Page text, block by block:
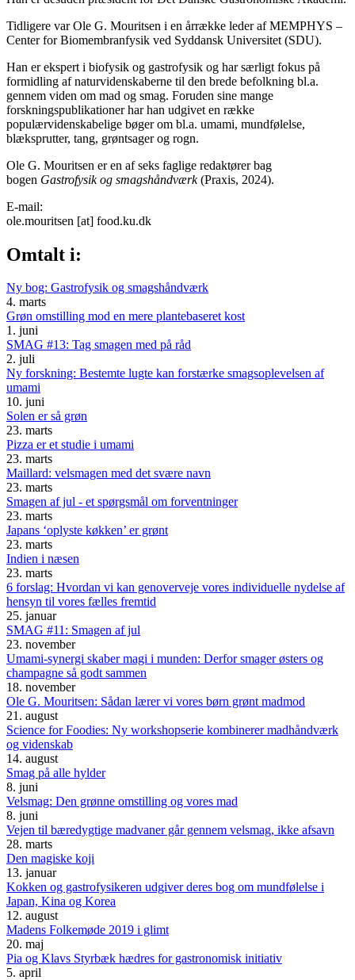
Tidligere var Ole G. Mouritsen i en årrække leder af MEMPHYS –
Center for Biomembranfysik ved Syddansk Universitet (SDU).
Han er ekspert i biofysik og gastrofysik og har særligt fokus på
formidling af naturvidenskaberne til den brede befolkning bl.a.
gennem viden om mad og smag. Foruden sine mange
forskningspublikationer har han udgivet en række
populærvidenskabelige bøger om bl.a. umami, mundfølelse,
blæksprutter, tang, grøntsager og rogn.
Ole G. Mouritsen er en af seks faglige redaktører bag
bogen Gastrofysik og smagshåndværk(Praxis, 2024).
E-mail:
ole.mouritsen [at] food.ku.dk
Omtalt i:
Ny bog: Gastrofysik og smagshåndværk
4. marts
Grøn omstilling mod en mere plantebaseret kost
1. juni
SMAG #13: Tag smagen med på råd
2. juli
Ny forskning: Bestemte lugte kan forstærke smagsoplevelsen af
umami
10. juni
Solen er så grøn
23. marts
Pizza er et studie i umami
23. marts
Maillard: velsmagen med det svære navn
23. marts
Smagen af jul - et spørgsmål om forventninger
23. marts
Japans ‘oplyste køkken’ er grønt
23. marts
Indien i næsen
23. marts
6 forslag: Hvordan vi kan genoverveje vores individuelle nydelse af
hensyn til vores fælles fremtid
25. januar
SMAG #11: Smagen af jul
23. november
Umami-synergi skaber magi i munden: Derfor smager østers og
champagne så godt sammen
18. november
Ole G. Mouritsen: Sådan lærer vi vores børn grønt madmod
21. august
Science for Foodies: Ny workshopserie kombinerer madhåndværk
og videnskab
14. august
Smag på alle hylder
8. juni
Velsmag: Den grønne omstilling og vores mad
8. juni
Vejen til bæredygtige madvaner går gennem velsmag, ikke afsavn
28. marts
Den magiske koji
13. januar
Kokken og gastrofysikeren udgiver deres bog om mundfølelse i
Japan, Kina og Korea
12. august
Madens Folkemøde 2019 i glimt
20. maj
Pia og Klavs Styrbæk hædres for gastronomisk initiativ
5. april